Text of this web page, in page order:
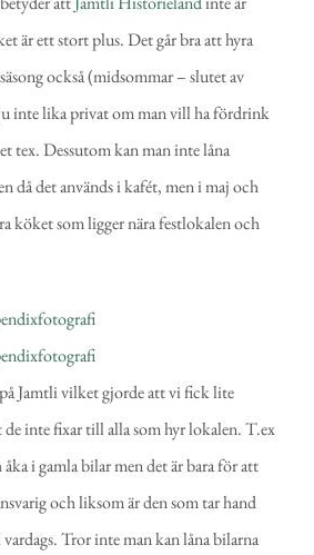
är ett stort plus. Det går bra att hyra
också (midsommar – slutet av
inte lika privat om man vill ha fördrink
tex. Dessutom kan man inte låna
då det används i kafét, men i maj och
köket som ligger nära festlokalen och
Jamtli vilket gjorde att vi fick lite
de inte fixar till alla som hyr lokalen. T.ex
i gamla bilar men det är bara för att
och liksom är den som tar hand
Tror inte man kan låna bilarna